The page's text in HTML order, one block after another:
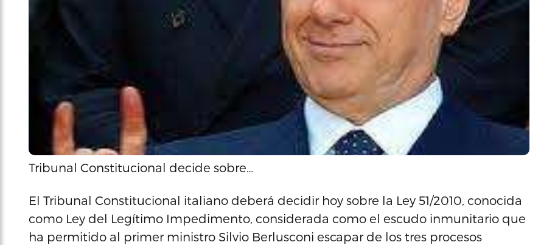
Tribunal Constitucional decide sobre…
El Tribunal Constitucional italiano deberá decidir hoy sobre la Ley 51/2010, conocida
como Ley del Legítimo Impedimento, considerada como el escudo inmunitario que
ha permitido al primer ministro Silvio Berlusconi escapar de los tres procesos